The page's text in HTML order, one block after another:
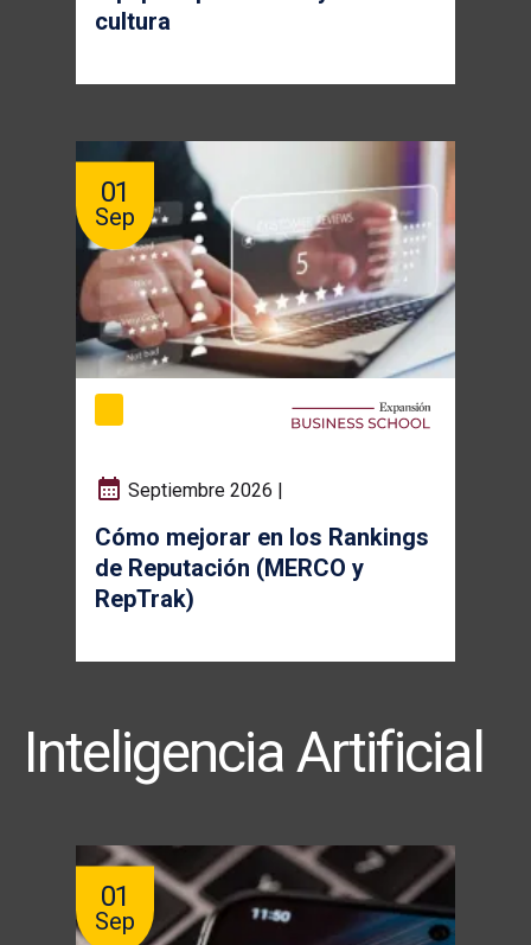
cultura
01
Sep
Septiembre 2026 |
Cómo mejorar en los Rankings
de Reputación (MERCO y
RepTrak)
Inteligencia Artificial
01
Sep